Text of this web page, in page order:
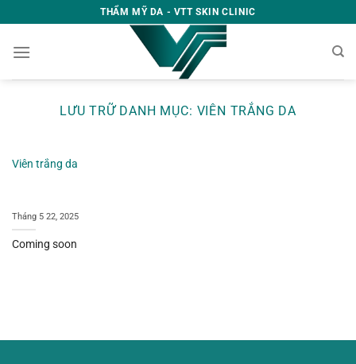
qua
nội
THẨM MỸ DA - VTT SKIN CLINIC
LƯU TRỮ DANH MỤC: VIÊN TRẮNG DA
Viên trắng da
Tháng 5 22, 2025
Coming soon